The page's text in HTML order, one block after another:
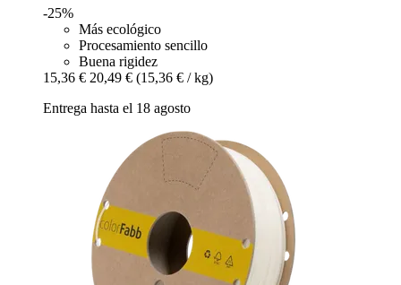
-25%
Más ecológico
Procesamiento sencillo
Buena rigidez
15,36 € 20,49 € (15,36 € / kg)
Entrega hasta el 18 agosto